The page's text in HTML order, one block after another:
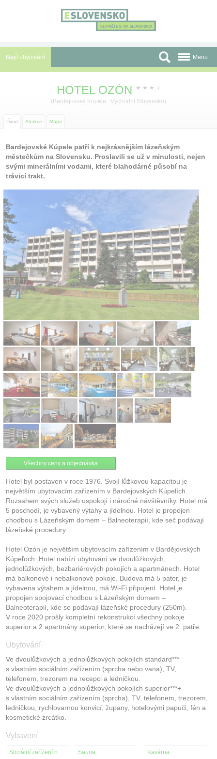
Najít ubytování
Slevy a Last Minute
Autobusové zájezdy
Před cestou
Atrakce
O nás
Kontakt
Menu
HOTEL OZÓN ★ ★ ★ +
( Bardejovské Kúpele, Východní Slovensko)
Úvod Atrakce Mapa
Bardejovské Kúpele patří k nejkrásnějším lázeňským
městečkům na Slovensku. Proslavili se už v minulosti, nejen
svými minerálními vodami, které blahodárné působí na
trávicí trakt.
Všechny ceny a objednávka
Hotel byl postaven v roce 1976. Svojí lůžkovou kapacitou je
největším ubytovacím zařízením v Bardejovských Kúpelích.
Rozsahem svých služeb uspokojí i náročné návštěvníky. Hotel má
5 poschodí, je vybavený výtahy a jídelnou. Hotel je propojen
chodbou s Lázeňským domem – Balneoterapií, kde seč podávají
lázeňské procedury.
Hotel Ozón je největším ubytovacím zařízením v Bardějovských
Kúpeľoch. Hotel nabízí ubytování ve dvoulůžkových,
jednolůžkových, bezbariérových pokojích a apartmánech. Hotel
má balkonové i nebalkonové pokoje. Budova má 5 pater, je
vybavena výtahem a jídelnou, má Wi-Fi připojení. Hotel je
propojen spojovací chodbou s Lázeňským domem –
Balneoterapií, kde se podávají lázeňské procedury (250m).
V roce 2020 prošly kompletní rekonstrukcí všechny pokoje
superior a 2 apartmány superior, které se nacházejí ve 2. patře.
Ubytování
Ve dvoulůžkových a jednolůžkových pokojích standard***
s vlastním sociálním zařízením (sprcha nebo vana), TV,
telefonem, trezorem na recepci a ledničkou.
Ve dvoulůžkových a jednolůžkových pokojích superior***+
s vlastním sociálním zařízením (sprcha), TV, telefonem, trezorem,
ledničkou, rychlovarnou konvicí, župany, hotelovými papuči, fén a
kosmetické zrcátko.
Vybavení
Sociální zařízení na pokoji Sauna Kavárna